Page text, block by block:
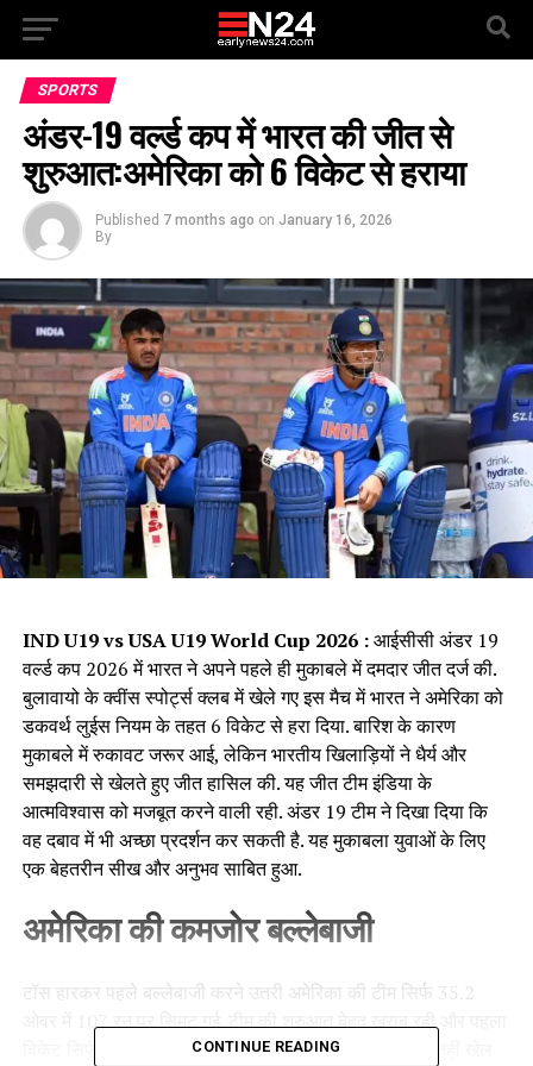
SPORTS
अंडर-19 वर्ल्ड कप में भारत की जीत से
शुरुआत:अमेरिका को 6 विकेट से हराया
Published 7 months ago on January 16, 2026
By
IND U19 vs USA U19 World Cup 2026 :आईसीसी अंडर 19
वर्ल्ड कप 2026 में भारत ने अपने पहले ही मुकाबले में दमदार जीत दर्ज की.
बुलावायो के क्वींस स्पोर्ट्स क्लब में खेले गए इस मैच में भारत ने अमेरिका को
डकवर्थ लुईस नियम के तहत 6 विकेट से हरा दिया. बारिश के कारण
मुकाबले में रुकावट जरूर आई, लेकिन भारतीय खिलाड़ियों ने धैर्य और
समझदारी से खेलते हुए जीत हासिल की. यह जीत टीम इंडिया के
आत्मविश्वास को मजबूत करने वाली रही. अंडर 19 टीम ने दिखा दिया कि
वह दबाव में भी अच्छा प्रदर्शन कर सकती है. यह मुकाबला युवाओं के लिए
एक बेहतरीन सीख और अनुभव साबित हुआ.
अमेरिका की कमजोर बल्लेबाजी
टॉस हारकर पहले बल्लेबाजी करने उतरी अमेरिका की टीम सिर्फ 35.2
ओवर में 107 रन पर सिमट गई. टीम की शुरुआत बेहद खराब रही और पहला
विकेट सिर्फ 1 रन पर गिर गया. इसके बाद भी बल्लेबाज टिककर नहीं खेल
CONTINUE READING